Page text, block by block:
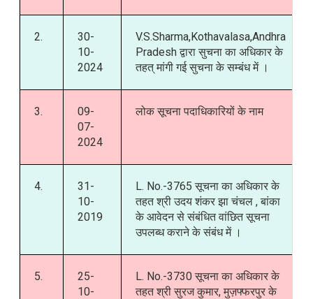
2.
30-
10-
2024
V.S.Sharma,Kothavalasa,Andhra
Pradesh द्वारा सुचना का अधिकार के
तहत् मांगी गई सुचना के सम्बंध में ।
3.
09-
07-
2024
लोक सूचना पदाधिकारियों के नाम
4.
31-
10-
2019
L. No.-3765 सूचना का अधिकार के
तहत श्री उदय शंकर झा चंचल , बांका
के आवेदन से संबंधित वांछित सूचना
उपलब्ध कराने के संबंध में ।
5.
25-
10-
L. No.-3730 सूचना का अधिकार के
तहत श्री सुरज कुमार, मुज़फ्फरपुर के